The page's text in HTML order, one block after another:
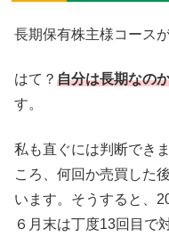
長期保有株主様コース
はて？ 自分は長期なの
す。
私も直ぐには判断でき
ころ、何回か売買した
います。そうすると、
６月末は丁度13回目で